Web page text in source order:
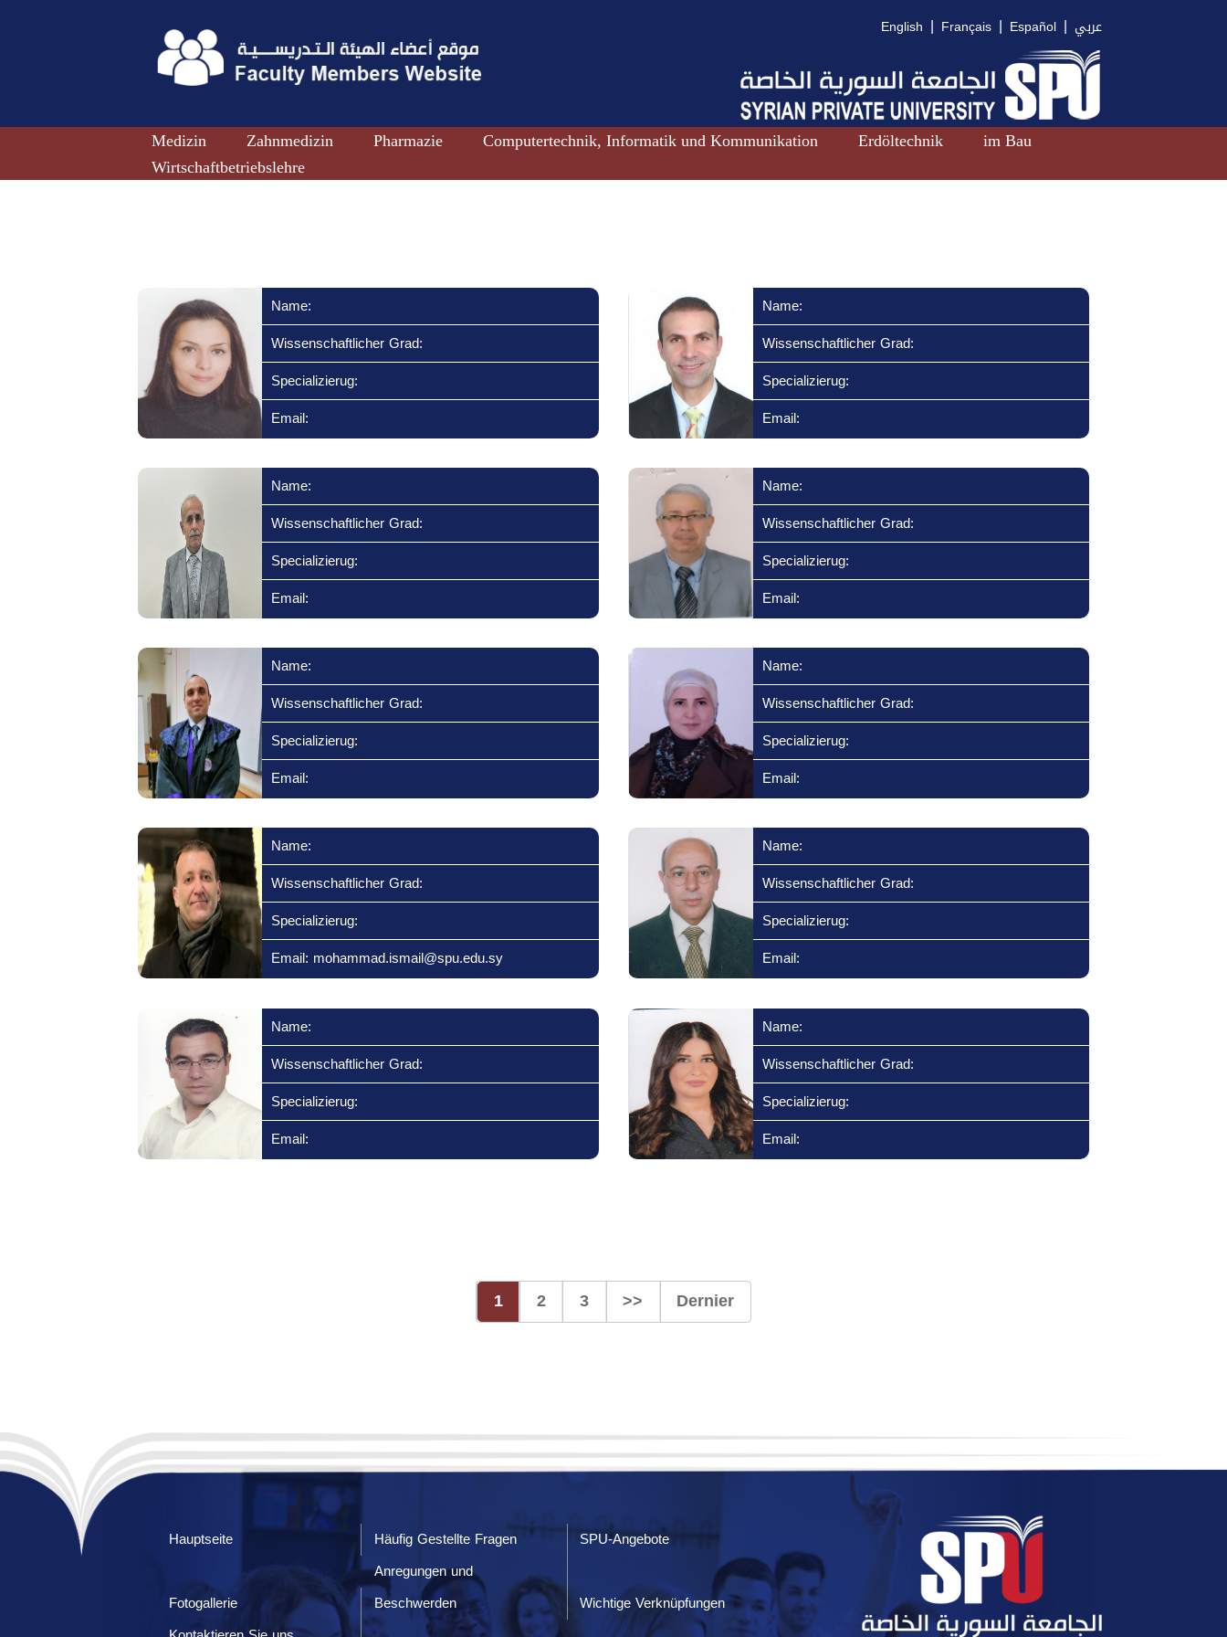
English | Français | Español | عربي
Medizin Zahnmedizin Pharmazie Computertechnik, Informatik und Kommunikation Erdöltechnik
im Bau
Wirtschaftbetriebslehre
Name:
Wissenschaftlicher Grad:
Specializierug:
Email:
Name:
Wissenschaftlicher Grad:
Specializierug:
Email:
Name:
Wissenschaftlicher Grad:
Specializierug:
Email:
Name:
Wissenschaftlicher Grad:
Specializierug:
Email:
Name:
Wissenschaftlicher Grad:
Specializierug:
Email:
Name:
Wissenschaftlicher Grad:
Specializierug:
Email:
Name:
Wissenschaftlicher Grad:
Specializierug:
Email: mohammad.ismail@spu.edu.sy
Name:
Wissenschaftlicher Grad:
Specializierug:
Email:
Name:
Wissenschaftlicher Grad:
Specializierug:
Email:
Name:
Wissenschaftlicher Grad:
Specializierug:
Email:
1 2 3 >> Dernier
Hauptseite Häufig Gestellte Fragen SPU-Angebote
Fotogallerie
Anregungen und
Beschwerden
Wichtige Verknüpfungen